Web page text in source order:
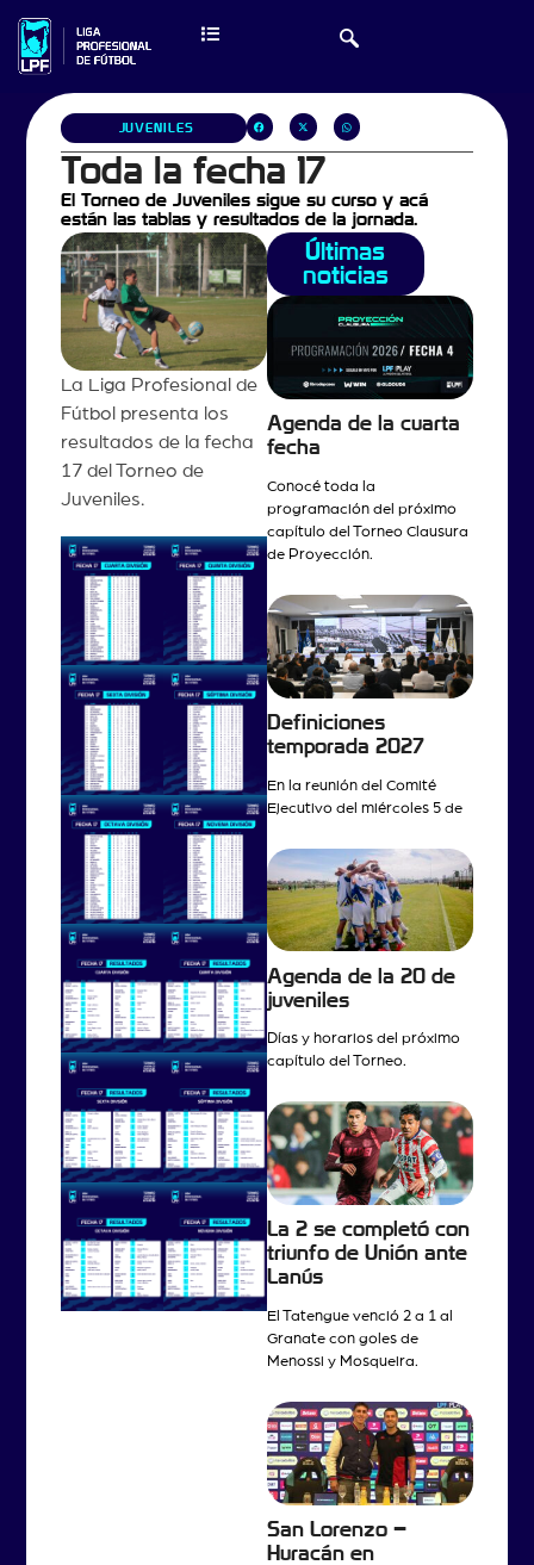
JUVENILES
Toda la fecha 17
El Torneo de Juveniles sigue su curso y acá
están las tablas y resultados de la jornada.
La Liga Profesional de
Fútbol presenta los
resultados de la fecha
17 del Torneo de
Juveniles.
Últimas
noticias
Agenda de la cuarta
fecha
Conocé toda la
programación del próximo
capítulo del Torneo Clausura
de Proyección.
Definiciones
temporada 2027
En la reunión del Comité
Ejecutivo del miércoles 5 de
Agenda de la 20 de
juveniles
Días y horarios del próximo
capítulo del Torneo.
La 2 se completó con
triunfo de Unión ante
Lanús
El Tatengue venció 2 a 1 al
Granate con goles de
Menossi y Mosqueira.
San Lorenzo –
Huracán en